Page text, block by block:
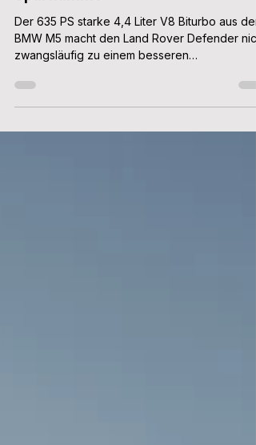
Der 635 PS starke 4,4 Liter V8 Biturbo aus
BMW M5 macht den Land Rover Defender
zwangsläufig zu einem besseren
6D Dynamics Fahrwerk kann man aber
Bodenschwellen mit 250 km/h planieren.